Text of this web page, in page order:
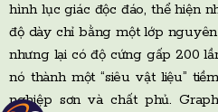
hình lục giác độc đáo, thể hiện
độ dày chỉ bằng một lớp
nhưng lại có độ cứng gấp 200
nó thành một “siêu vật liệu”
nghiệp sơn và chất phủ.